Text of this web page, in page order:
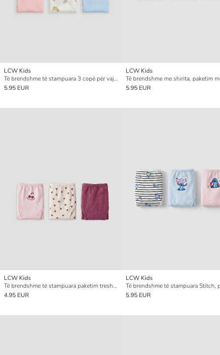
LCW Kids
Të brendshme të stampuara 3 copë për vajza
5.95 EUR
LCW Kids
5.95 EUR
LCW Kids
Të brendshme të stampuara paketim treshe për vajza
4.95 EUR
LCW Kids
5.95 EUR